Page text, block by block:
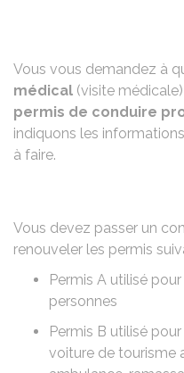
Vous vous demandez à
médical (visite
permis de conduire
indiquons les
à faire.
Vous devez passer un
renouveler les permis
Permis A utilisé
personnes
Permis B utilisé
voiture de tourisme